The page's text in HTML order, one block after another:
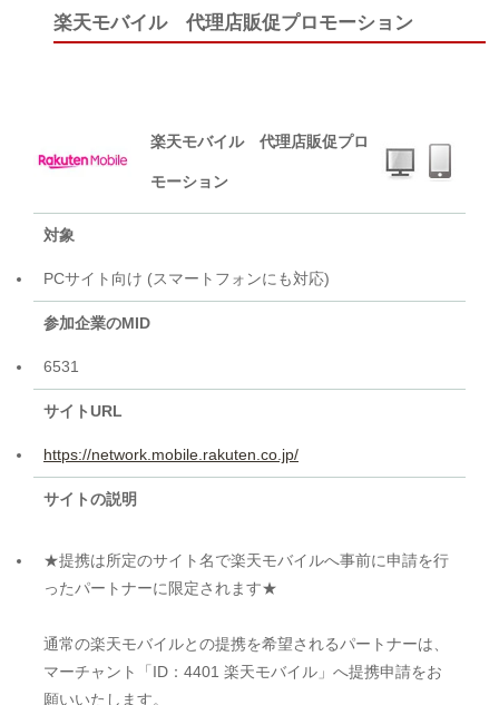
楽天モバイル 代理店販促プロモーション
楽天モバイル 代理店販促プロ
モーション
対象
PCサイト向け (スマートフォンにも対応)
参加企業のMID
6531
サイトURL
https://network.mobile.rakuten.co.jp/
サイトの説明
★提携は所定のサイト名で楽天モバイルへ事前に申請を行
ったパートナーに限定されます★
通常の楽天モバイルとの提携を希望されるパートナーは、
マーチャント「ID：4401 楽天モバイル」へ提携申請をお
願いいたします。